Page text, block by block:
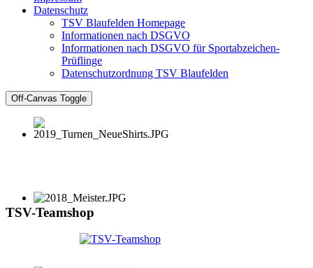
Datenschutz
TSV Blaufelden Homepage
Informationen nach DSGVO
Informationen nach DSGVO für Sportabzeichen-
Prüflinge
Datenschutzordnung TSV Blaufelden
Off-Canvas Toggle
TSV-Teamshop